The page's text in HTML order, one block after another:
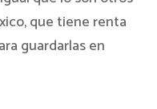
que tiene renta
guardarlas en